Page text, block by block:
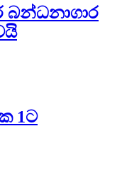
බන්ධනාගාර
1ට